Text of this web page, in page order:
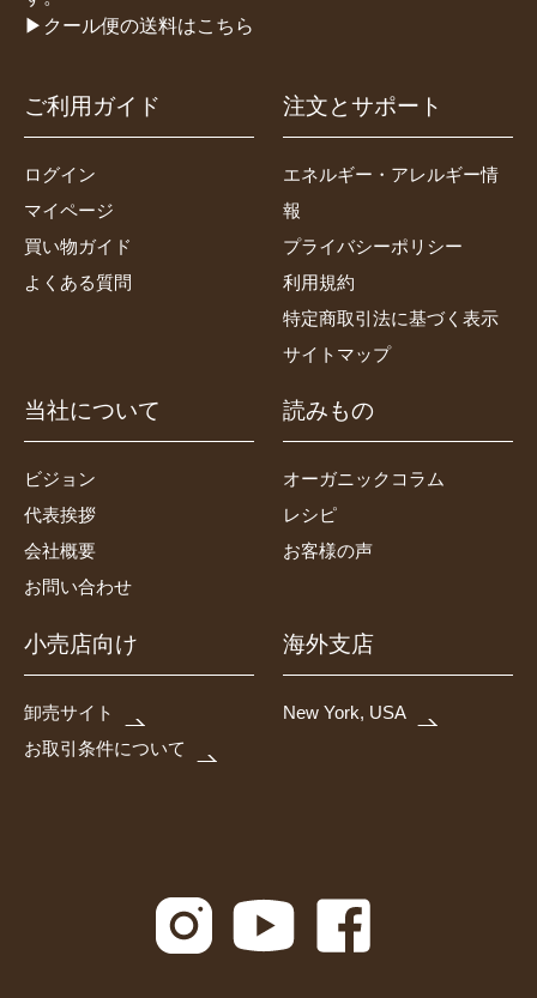
▶クール便の送料はこちら
ご利用ガイド
ログイン
マイページ
買い物ガイド
よくある質問
注文とサポート
エネルギー・アレルギー情
報
プライバシーポリシー
利用規約
特定商取引法に基づく表示
サイトマップ
当社について
ビジョン
代表挨拶
会社概要
お問い合わせ
読みもの
オーガニックコラム
レシピ
お客様の声
小売店向け
卸売サイト
お取引条件について
海外支店
New York, USA